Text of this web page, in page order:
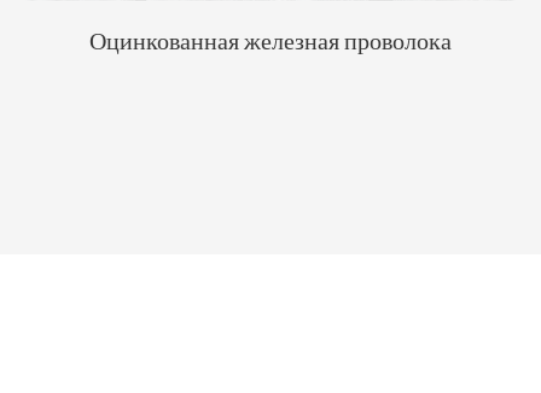
Оцинкованная железная проволока